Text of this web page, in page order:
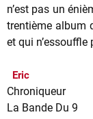
n’est pas un
trentième album
et qui n’essouffle
Eric
Chroniqueur
La Bande Du 9